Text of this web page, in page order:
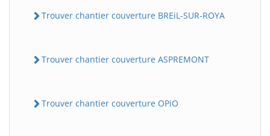
Trouver chantier couverture BREiL-SUR-ROYA
Trouver chantier couverture ASPREMONT
Trouver chantier couverture OPiO